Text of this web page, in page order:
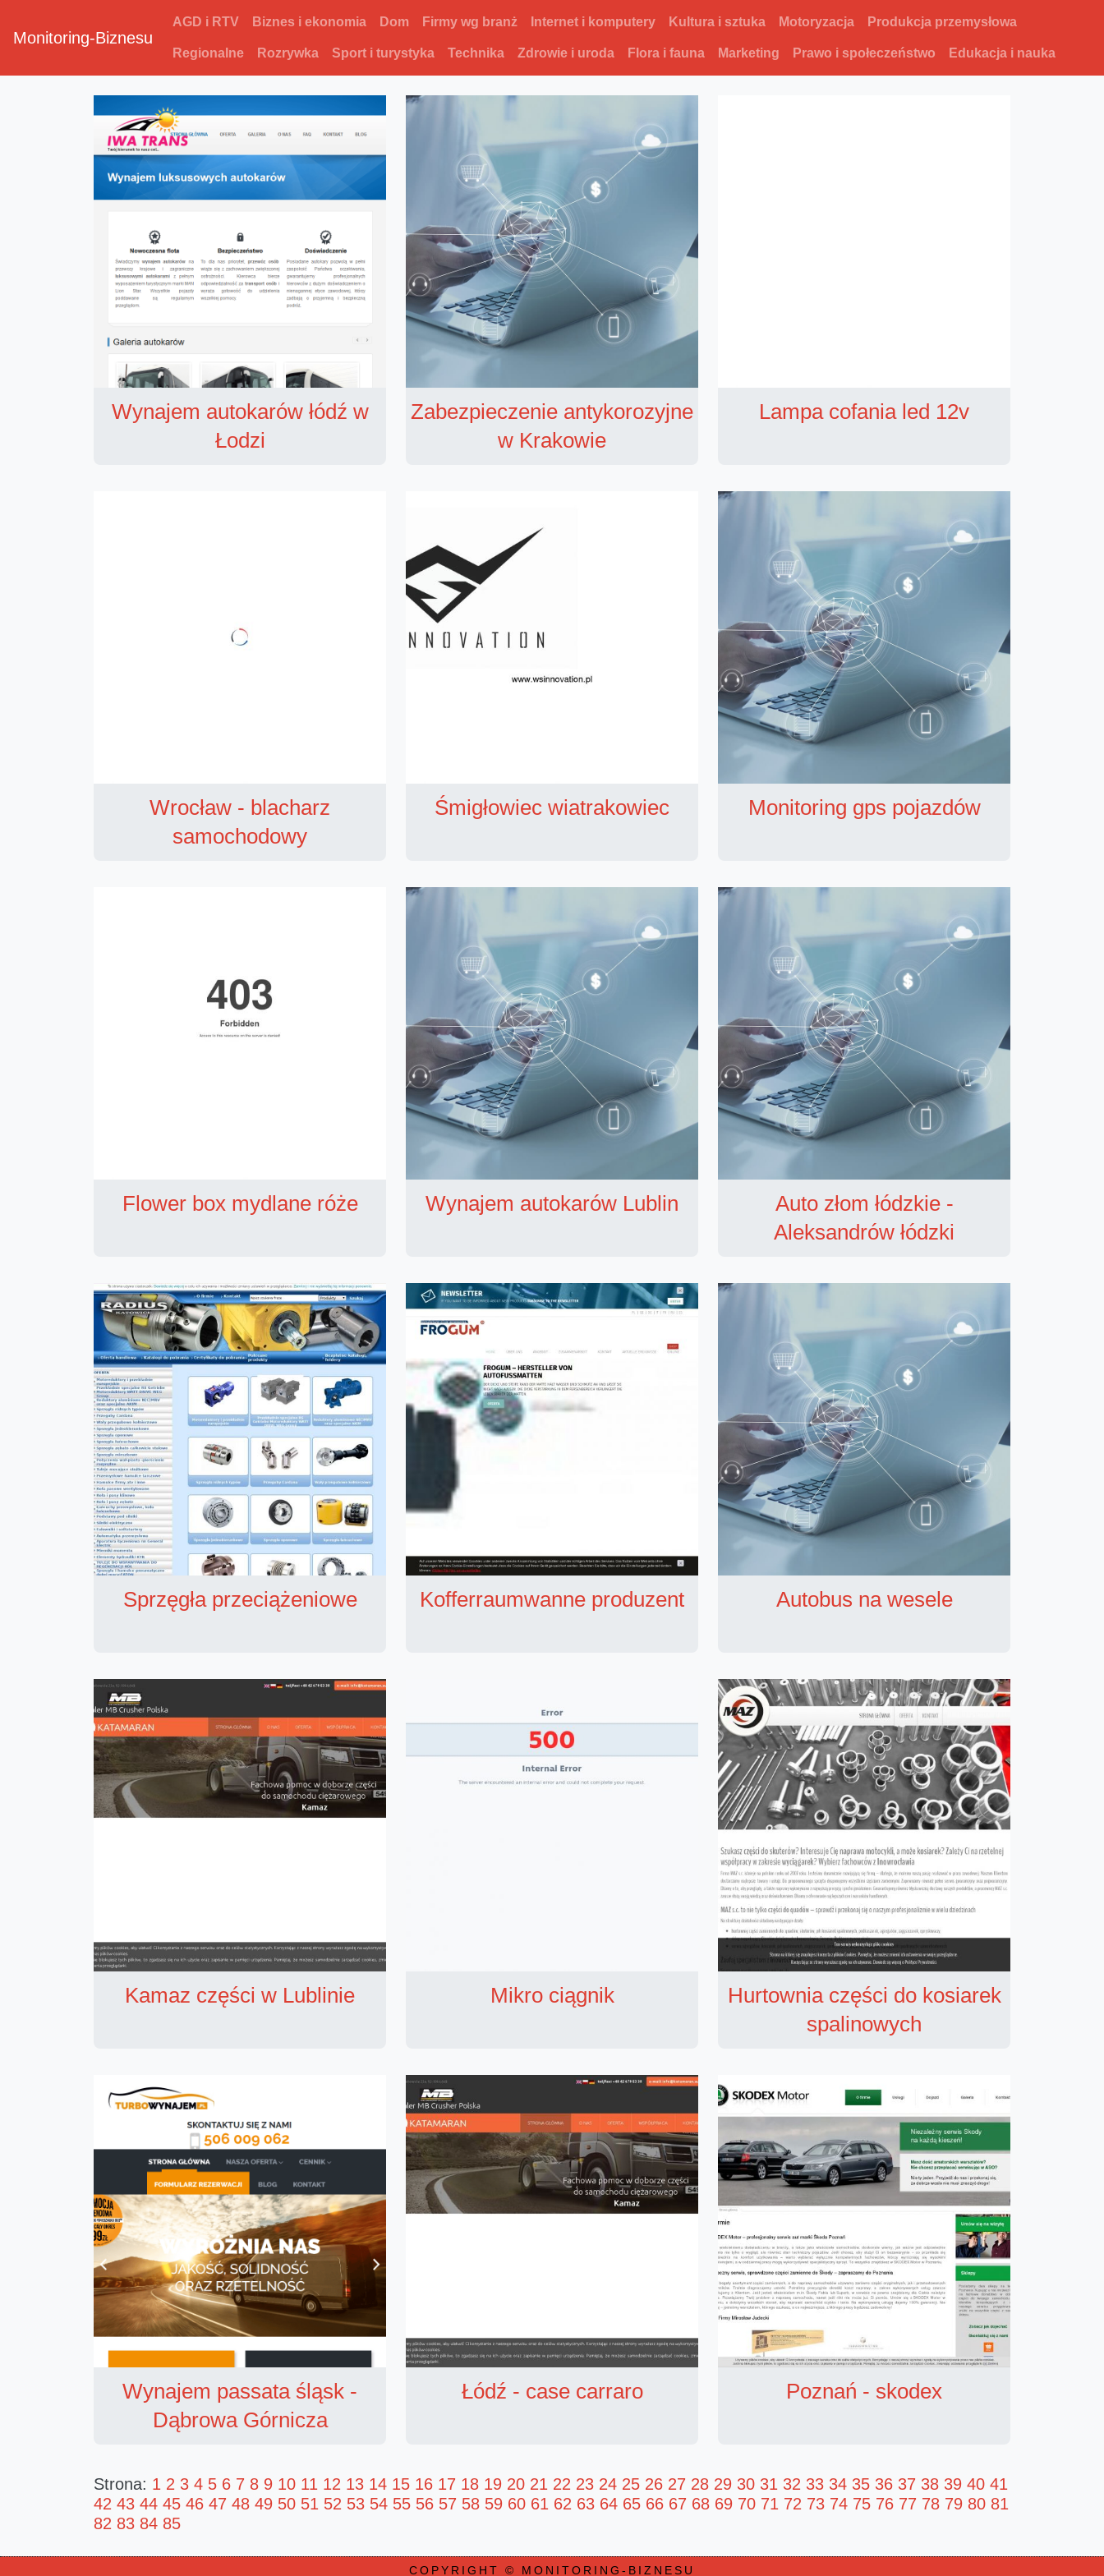
Monitoring-Biznesu
AGD i RTV Biznes i ekonomia Dom Firmy wg branż Internet i komputery Kultura i sztuka Motoryzacja Produkcja przemysłowa
Regionalne Rozrywka Sport i turystyka Technika Zdrowie i uroda Flora i fauna Marketing Prawo i społeczeństwo Edukacja i nauka
Wynajem autokarów łódź w
Łodzi
Zabezpieczenie antykorozyjne
w Krakowie
Lampa cofania led 12v
Wrocław - blacharz
samochodowy
Śmigłowiec wiatrakowiec Monitoring gps pojazdów
Flower box mydlane róże Wynajem autokarów Lublin
Auto złom łódzkie -
Aleksandrów łódzki
Sprzęgła przeciążeniowe Kofferraumwanne produzent Autobus na wesele
Kamaz części w Lublinie Mikro ciągnik
Hurtownia części do kosiarek
spalinowych
Wynajem passata śląsk -
Dąbrowa Górnicza
Łódź - case carraro Poznań - skodex
Strona: 1 2 3 4 5 6 7 8 9 10 11 12 13 14 15 16 17 18 19 20 21 22 23 24 25 26 27 28 29 30 31 32 33 34 35 36 37 38 39 40 41
42 43 44 45 46 47 48 49 50 51 52 53 54 55 56 57 58 59 60 61 62 63 64 65 66 67 68 69 70 71 72 73 74 75 76 77 78 79 80 81
82 83 84 85
COPYRIGHT © MONITORING-BIZNESU